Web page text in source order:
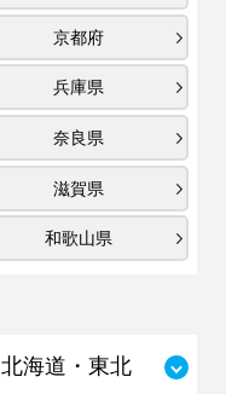
京都府
兵庫県
奈良県
滋賀県
和歌山県
北海道・東北